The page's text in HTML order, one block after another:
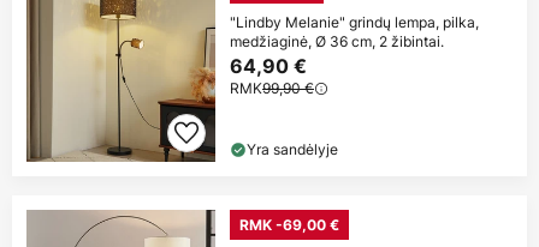
"Lindby Melanie" grindų lempa, pilka,
medžiaginė, Ø 36 cm, 2 žibintai.
64,90 €
RMK99,90 €
Yra sandėlyje
RMK -69,00 €